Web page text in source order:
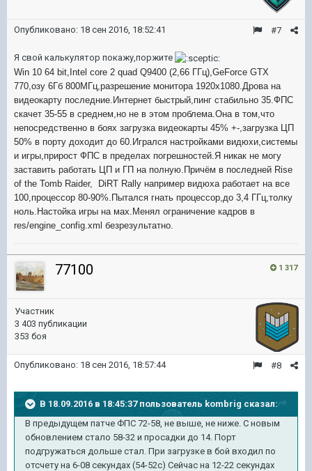
#7
Опубликовано: 18 сен 2016, 18:52:41
Я свой калькулятор покажу,поржите
Win 10 64 bit,Intel core 2 quad Q9400 (2,66 ГГц),GeForce GTX
770,озу 6Гб 800МГц,разрешение монитора 1920х1080.Дрова на
видеокарту последние.Интернет быстрый,пинг стабильно 35.ФПС
скачет 35-55 в среднем,но не в этом проблема.Она в том,что
непосредственно в боях загрузка видеокарты 45% +-,загрузка ЦП
50% в порту доходит до 60.Игрался настройками видюхи,системы
и игры,прирост ФПС в пределах погрешностей.Я никак не могу
заставить работать ЦП и ГП на полную.Причём в последней Rise
of the Tomb Raider, DiRT Rally например видюха работает на все
100,процессор 80-90%.Пытался гнать процессор,до 3,4 ГГц,толку
ноль.Настойка игры на мах. Менял ограничение кадров в
res/engine_config.xml безрезультатно.
1 317
77100
Участник
3 403 публикации
353 боя
#8
Опубликовано: 18 сен 2016, 18:57:44
В 18.09.2016 в 18:45:37 пользователь kombrig сказал:
В предыдущем патче ФПС 72-58, не выше, не ниже. С новым
обновлением стало 58-32 и просадки до 14. Порт
подгружаться дольше стал. При загрузке в бой входил по
отсчету на 6-08 секундах (54-52с) Сейчас на 12-22 секундах